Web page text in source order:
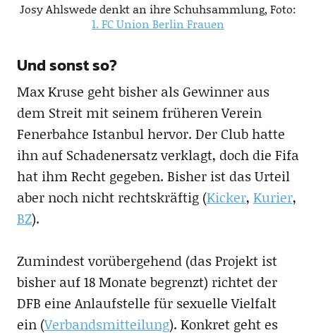
Josy Ahlswede denkt an ihre Schuhsammlung, Foto:
1. FC Union Berlin Frauen
Und sonst so?
Max Kruse geht bisher als Gewinner aus
dem Streit mit seinem früheren Verein
Fenerbahce Istanbul hervor. Der Club hatte
ihn auf Schadenersatz verklagt, doch die Fifa
hat ihm Recht gegeben. Bisher ist das Urteil
aber noch nicht rechtskräftig (Kicker, Kurier,
BZ).
Zumindest vorübergehend (das Projekt ist
bisher auf 18 Monate begrenzt) richtet der
DFB eine Anlaufstelle für sexuelle Vielfalt
ein (Verbandsmitteilung). Konkret geht es